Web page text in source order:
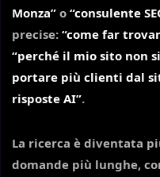
Monza” o “consulente
precise: “come far
“perché il mio sito non
portare più clienti dal
risposte AI”.
La ricerca è diventata
domande più lunghe,